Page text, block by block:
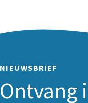
NIEUWSBRIEF
Ontvang